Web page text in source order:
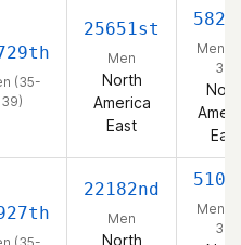
(35-
39)
25651st
Men
North
America
East
Men
39)
East
22182nd
Men
North
Men
39)